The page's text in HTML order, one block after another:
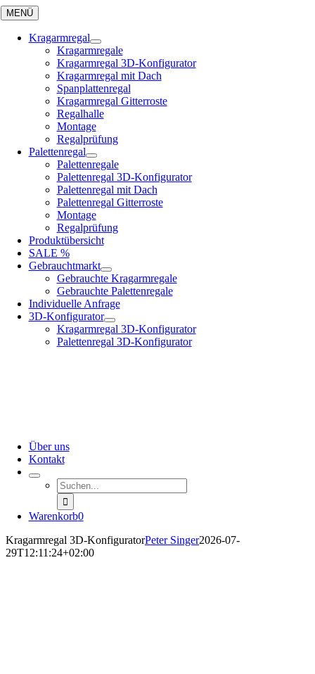
Skip
to
content
MENÜ
Kragarmregal
Kragarmregale
Kragarmregal 3D-Konfigurator
Kragarmregal mit Dach
Spanplattenregal
Kragarmregal Gitterroste
Regalhalle
Montage
Regalprüfung
Palettenregal
Palettenregale
Palettenregal 3D-Konfigurator
Palettenregal mit Dach
Palettenregal Gitterroste
Montage
Regalprüfung
Produktübersicht
SALE %
Gebrauchtmarkt
Gebrauchte Kragarmregale
Gebrauchte Palettenregale
Individuelle Anfrage
3D-Konfigurator
Kragarmregal 3D-Konfigurator
Palettenregal 3D-Konfigurator
Über uns
Kontakt
Suche
nach:
Warenkorb0
Kragarmregal 3D-KonfiguratorPeter Singer2026-07-
29T12:11:24+02:00